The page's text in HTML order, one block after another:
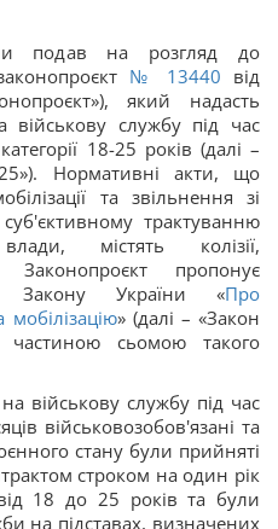
подав на розгляд до
№ 13440 від
який надасть
військову службу під час
18-25 років (далі –
25»). Нормативні акти, що
та звільнення зі
трактуванню
містять колізії,
Законопроєкт пропонує
Закону України «Про
мобілізацію» (далі – «Закон
частиною сьомою такого
військову службу під час
військовозобов'язані та
стану були прийняті
строком на один рік
18 до 25 років та були
на підставах, визначених